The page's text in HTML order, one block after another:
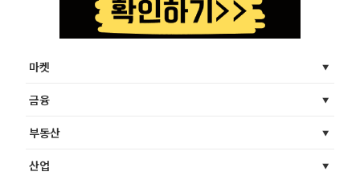
마켓
금융
부동산
산업